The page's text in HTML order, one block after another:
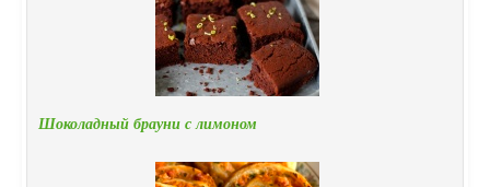
Шоколадный брауни с лимоном